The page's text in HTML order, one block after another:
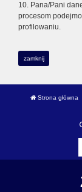
10. Pana/Pani
procesom
profilowaniu.
zamknij
Strona główna